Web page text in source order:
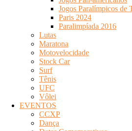
Jogos Paralímpicos de
Paris 2024
Paralimpíada 2016
Lutas
Maratona
Motovelocidade
Stock Car
Surf
Tênis
UFC
Vôlei
EVENTOS
CCXP
Dança